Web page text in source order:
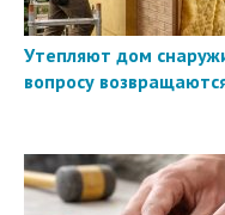
Утепляют дом
вопросу